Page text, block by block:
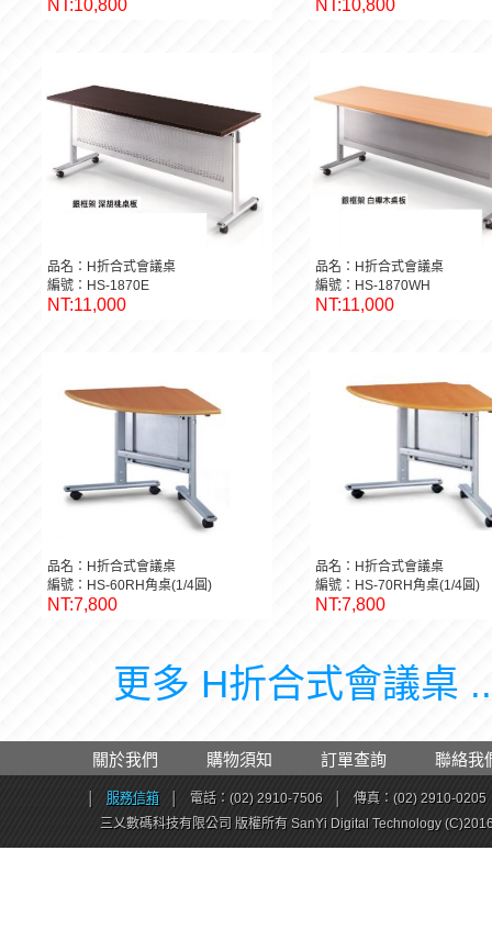
NT:10,800 NT:10,800
品名：H折合式會議桌
編號：HS-1870E
NT:11,000
品名：H折合式會議桌
編號：HS-1870WH
NT:11,000
品名：H折合式會議桌
編號：HS-60RH角桌(1/4圓)
NT:7,800
品名：H折合式會議桌
編號：HS-70RH角桌(1/4圓)
NT:7,800
更多 H折合式會議桌
關於我們 購物須知 訂單查詢 聯絡我
服務信箱 電話：(02) 2910-7506
傳真：(02) 2910-0205
三乂數碼科技有限公司 版權所有 SanYi Digital Technology